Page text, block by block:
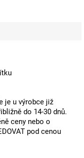
je u výrobce již
do 14-30 dnů.
ceny nebo o
pod cenou